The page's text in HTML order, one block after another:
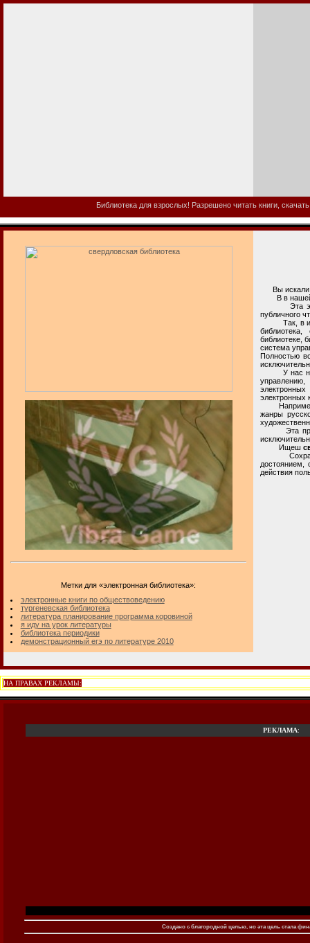
Библиотека для взрослых! Разрешено читать книги,
Метки для «электронная библиотека»:
электронные книги по обществоведению
тургеневская библиотека
литература планирование программа коровиной
я иду на урок литературы
библиотека периодики
демонстрационный егэ по литературе 2010
Вы искали
В в нашей
Эта
публичного
Так, в
библиотеке,
система
Полностью
У нас на
электронных
электронных
Например,
жанры
Эта
Ищеш
достоянием,
действия
НА ПРАВАХ РЕКЛАМЫ:
РЕКЛАМА:
Создано c благородной целью, но эта цель стала